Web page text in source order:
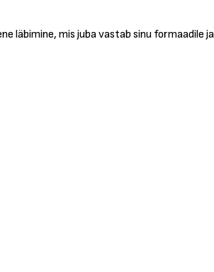
läbimine, mis juba vastab sinu formaadile ja